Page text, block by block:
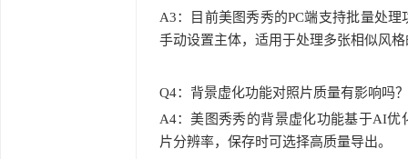
A3：目前美图秀秀的PC端支持批量处
手动设置主体，适用于处理多张相似风
Q4：背景虚化功能对照片质量有影响吗？
A4：美图秀秀的背景虚化功能基于AI优
片分辨率，保存时可选择高质量导出。